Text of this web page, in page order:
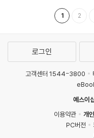
1 2
로그인
고객센터 1544-3800
예스이
이용약관
개
PC버전